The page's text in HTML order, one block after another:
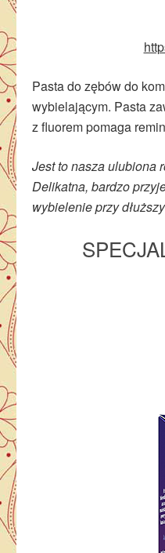
Pasta do zębów do
wybielającym. Pasta
z fluorem pomaga
Jest to nasza ulubiona
Delikatna, bardzo
wybielenie przy